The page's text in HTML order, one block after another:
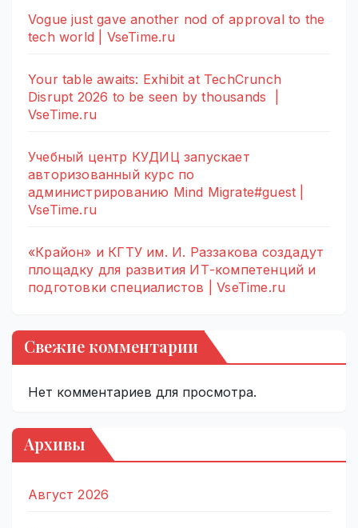
Vogue just gave another nod of approval to the
tech world | VseTime.ru
Your table awaits: Exhibit at TechCrunch
Disrupt 2026 to be seen by thousands |
VseTime.ru
Учебный центр КУДИЦ запускает
авторизованный курс по
администрированию Mind Migrate#guest |
VseTime.ru
«Крайон» и КГТУ им. И. Раззакова создадут
площадку для развития ИТ-компетенций и
подготовки специалистов | VseTime.ru
Свежие комментарии
Нет комментариев для просмотра.
Архивы
Август 2026